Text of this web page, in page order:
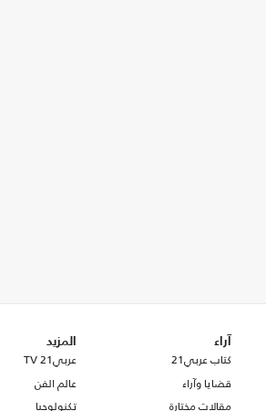
آراء
كتاب عربي21
قضايا وآراء
مقالات مختارة
المزيد
عربي21 TV
عالم الفن
تكنولوجيا